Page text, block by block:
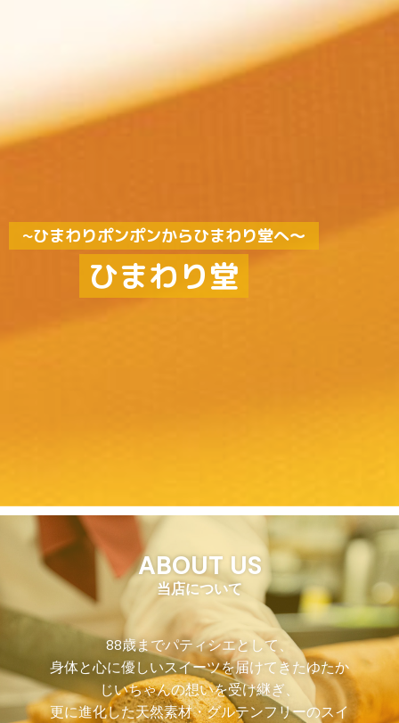
~ひまわりポンポンからひまわり堂へ～
ひまわり堂
ABOUT US
当店について
88歳までパティシエとして、
身体と心に優しいスイーツを届けてきたゆたか
じいちゃんの想いを受け継ぎ、
更に進化した天然素材・グルテンフリーのスイ